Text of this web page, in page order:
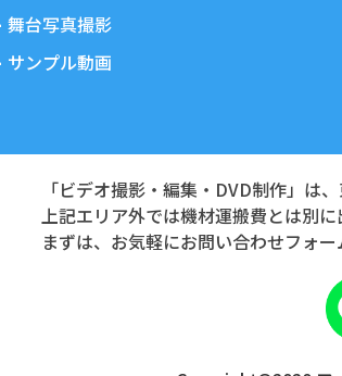
舞台写真撮影
サンプル動画
「ビデオ撮影・編集・DVD制作」は
上記エリア外では機材運搬費とは別に
まずは、お気軽にお問い合わせフォ